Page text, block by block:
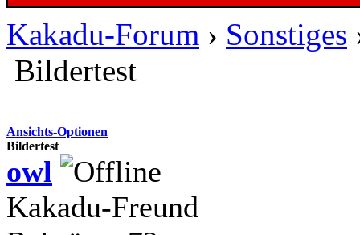
Kakadu-Forum › Sonstiges
Bildertest
Ansichts-Optionen
Bildertest
owl
Kakadu-Freund